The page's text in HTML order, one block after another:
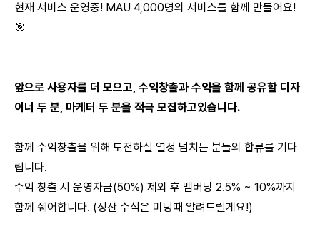
현재 서비스 운영중! MAU 4,000명의 서비스를 함께 만들어요!
🎯
앞으로 사용자를 더 모으고, 수익창출과 수익을 함께 공유할 디자
이너 두 분, 마케터 두 분을 적극 모집하고있습니다.
함께 수익창출을 위해 도전하실 열정 넘치는 분들의 합류를 기다
립니다.
수익 창출 시 운영자금(50%) 제외 후 맴버당 2.5% ~ 10%까지
함께 쉐어합니다. (정산 수식은 미팅때 알려드릴게요!)